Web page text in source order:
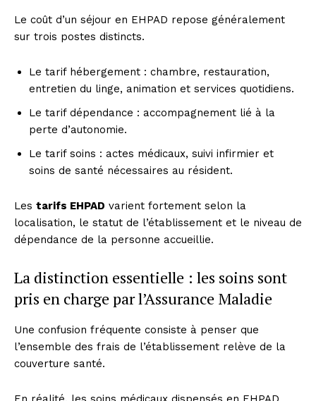
Le coût d’un séjour en EHPAD repose généralement
sur trois postes distincts.
Le tarif hébergement : chambre, restauration,
entretien du linge, animation et services quotidiens.
Le tarif dépendance : accompagnement lié à la
perte d’autonomie.
Le tarif soins : actes médicaux, suivi infirmier et
soins de santé nécessaires au résident.
Les tarifs EHPAD varient fortement selon la
localisation, le statut de l’établissement et le niveau de
dépendance de la personne accueillie.
La distinction essentielle : les soins sont
pris en charge par l’Assurance Maladie
Une confusion fréquente consiste à penser que
l’ensemble des frais de l’établissement relève de la
couverture santé.